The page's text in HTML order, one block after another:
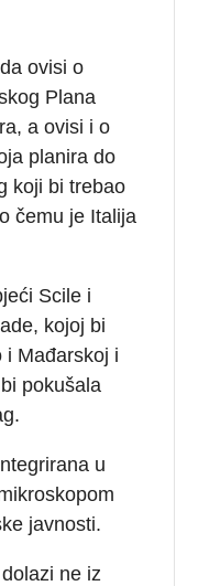
ovisi o
Plana
a ovisi i o
planira do
koji bi trebao
čemu je Italija
Scile i
kojoj bi
i Mađarskoj i
pokušala
u
javnosti.
ne iz